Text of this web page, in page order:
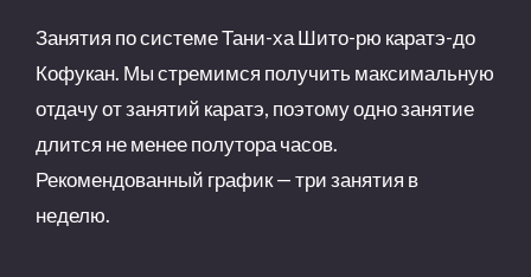
Занятия по системе Тани-ха Шито-рю каратэ-до
Кофукан. Мы стремимся получить максимальную
отдачу от занятий каратэ, поэтому одно занятие
длится не менее полутора часов.
Рекомендованный график — три занятия в
неделю.